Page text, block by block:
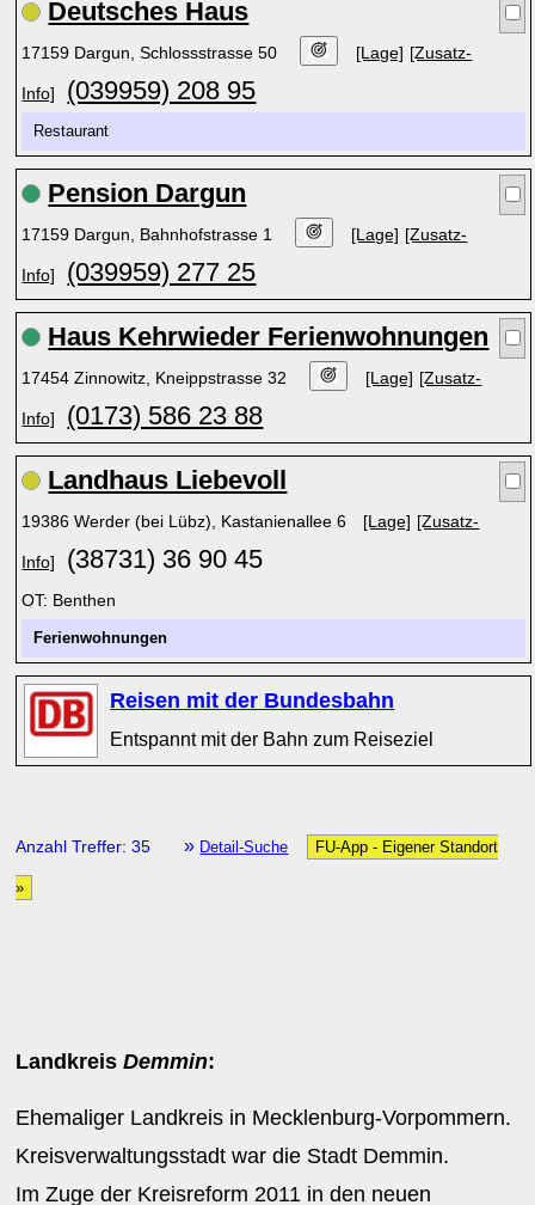
Deutsches Haus
17159 Dargun, Schlossstrasse 50 [Lage] [Zusatz-
Info] (039959) 208 95
Restaurant
Pension Dargun
17159 Dargun, Bahnhofstrasse 1 [Lage] [Zusatz-
Info] (039959) 277 25
Haus Kehrwieder Ferienwohnungen
17454 Zinnowitz, Kneippstrasse 32 [Lage] [Zusatz-
Info] (0173) 586 23 88
Landhaus Liebevoll
19386 Werder (bei Lübz), Kastanienallee 6 [Lage] [Zusatz-
Info] (38731) 36 90 45
OT: Benthen
Ferienwohnungen
Reisen mit der Bundesbahn
Entspannt mit der Bahn zum Reiseziel
Anzahl Treffer: 35 » Detail-Suche FU-App - Eigener Standort
»
LandkreisDemmin:
Ehemaliger Landkreis in Mecklenburg-Vorpommern.
Kreisverwaltungsstadt war die Stadt Demmin.
Im Zuge der Kreisreform 2011 in den neuen